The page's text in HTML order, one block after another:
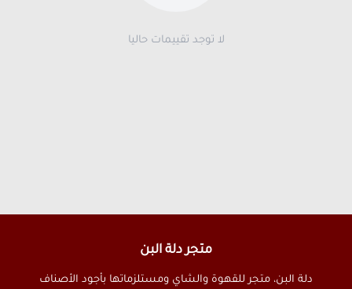
لا توجد تقييمات حاليا
متجر دلة البن
دلة البن، متجر للقهوة والشاي ومستلزماتها بأجود الأصناف